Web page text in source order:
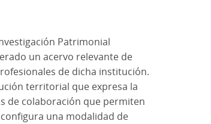
Patrimonial
un acervo relevante de
de dicha institución.
territorial que expresa la
de colaboración que permiten
una modalidad de